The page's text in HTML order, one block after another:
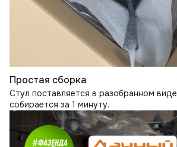
Простая сборка
Стул поставляется в разобранном виде
собирается за 1 минуту.